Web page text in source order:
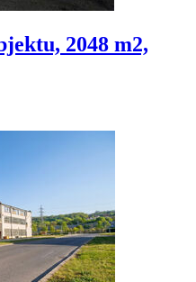
2048 m2,